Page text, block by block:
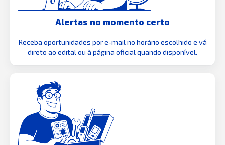
Alertas no momento certo
Receba oportunidades por e-mail no horário escolhido e vá
direto ao edital ou à página oficial quando disponível.